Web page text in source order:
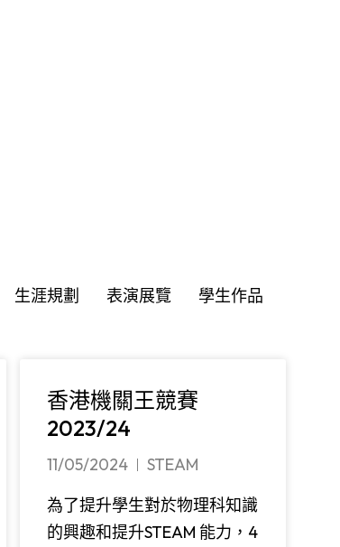
生涯規劃 表演展覽 學生作品
香港機關王競賽
2023/24
11/05/2024
STEAM
為了提升學生對於物理科知識
的興趣和提升STEAM 能力，4